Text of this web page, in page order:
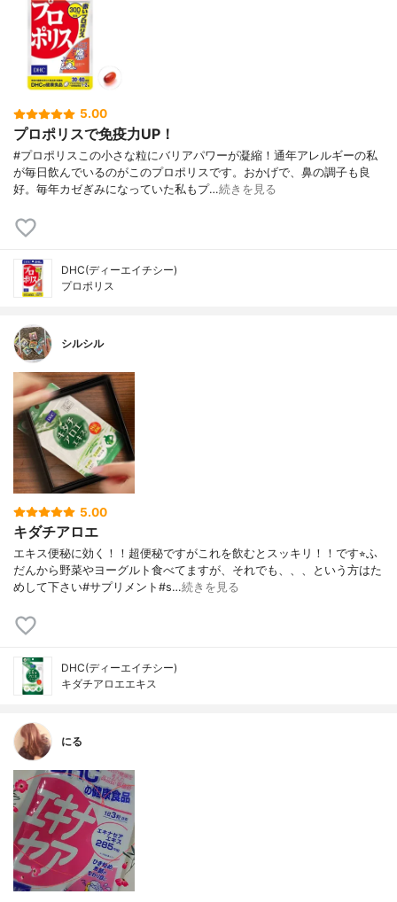
5.00
プロポリスで免疫力UP！
#プロポリスこの小さな粒にバリアパワーが凝縮！通年アレルギーの私
が毎日飲んでいるのがこのプロポリスです。おかげで、鼻の調子も良
好。毎年カゼぎみになっていた私もプ…続きを見る
DHC(ディーエイチシー)
プロポリス
シルシル
5.00
キダチアロエ
エキス便秘に効く！！超便秘ですがこれを飲むとスッキリ！！です⭐︎ふ
だんから野菜やヨーグルト食べてますが、それでも、、、という方はた
めして下さい#サプリメント#s…続きを見る
DHC(ディーエイチシー)
キダチアロエエキス
にる